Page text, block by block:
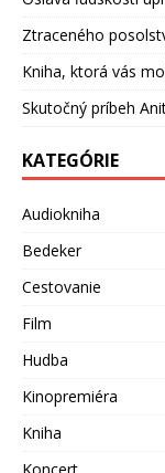
Ztraceného
Kniha, ktorá vás
Skutočný príbeh
KATEGÓRIE
Audiokniha
Bedeker
Cestovanie
Film
Hudba
Kinopremiéra
Kniha
Koncert